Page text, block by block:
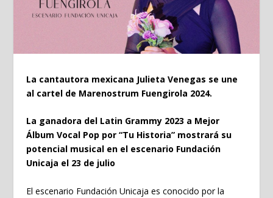
La cantautora mexicana Julieta Venegas se une
al cartel de Marenostrum Fuengirola 2024.
La ganadora del Latin Grammy 2023 a Mejor
Álbum Vocal Pop por “Tu Historia” mostrará su
potencial musical en el escenario Fundación
Unicaja el 23 de julio
El escenario Fundación Unicaja es conocido por la